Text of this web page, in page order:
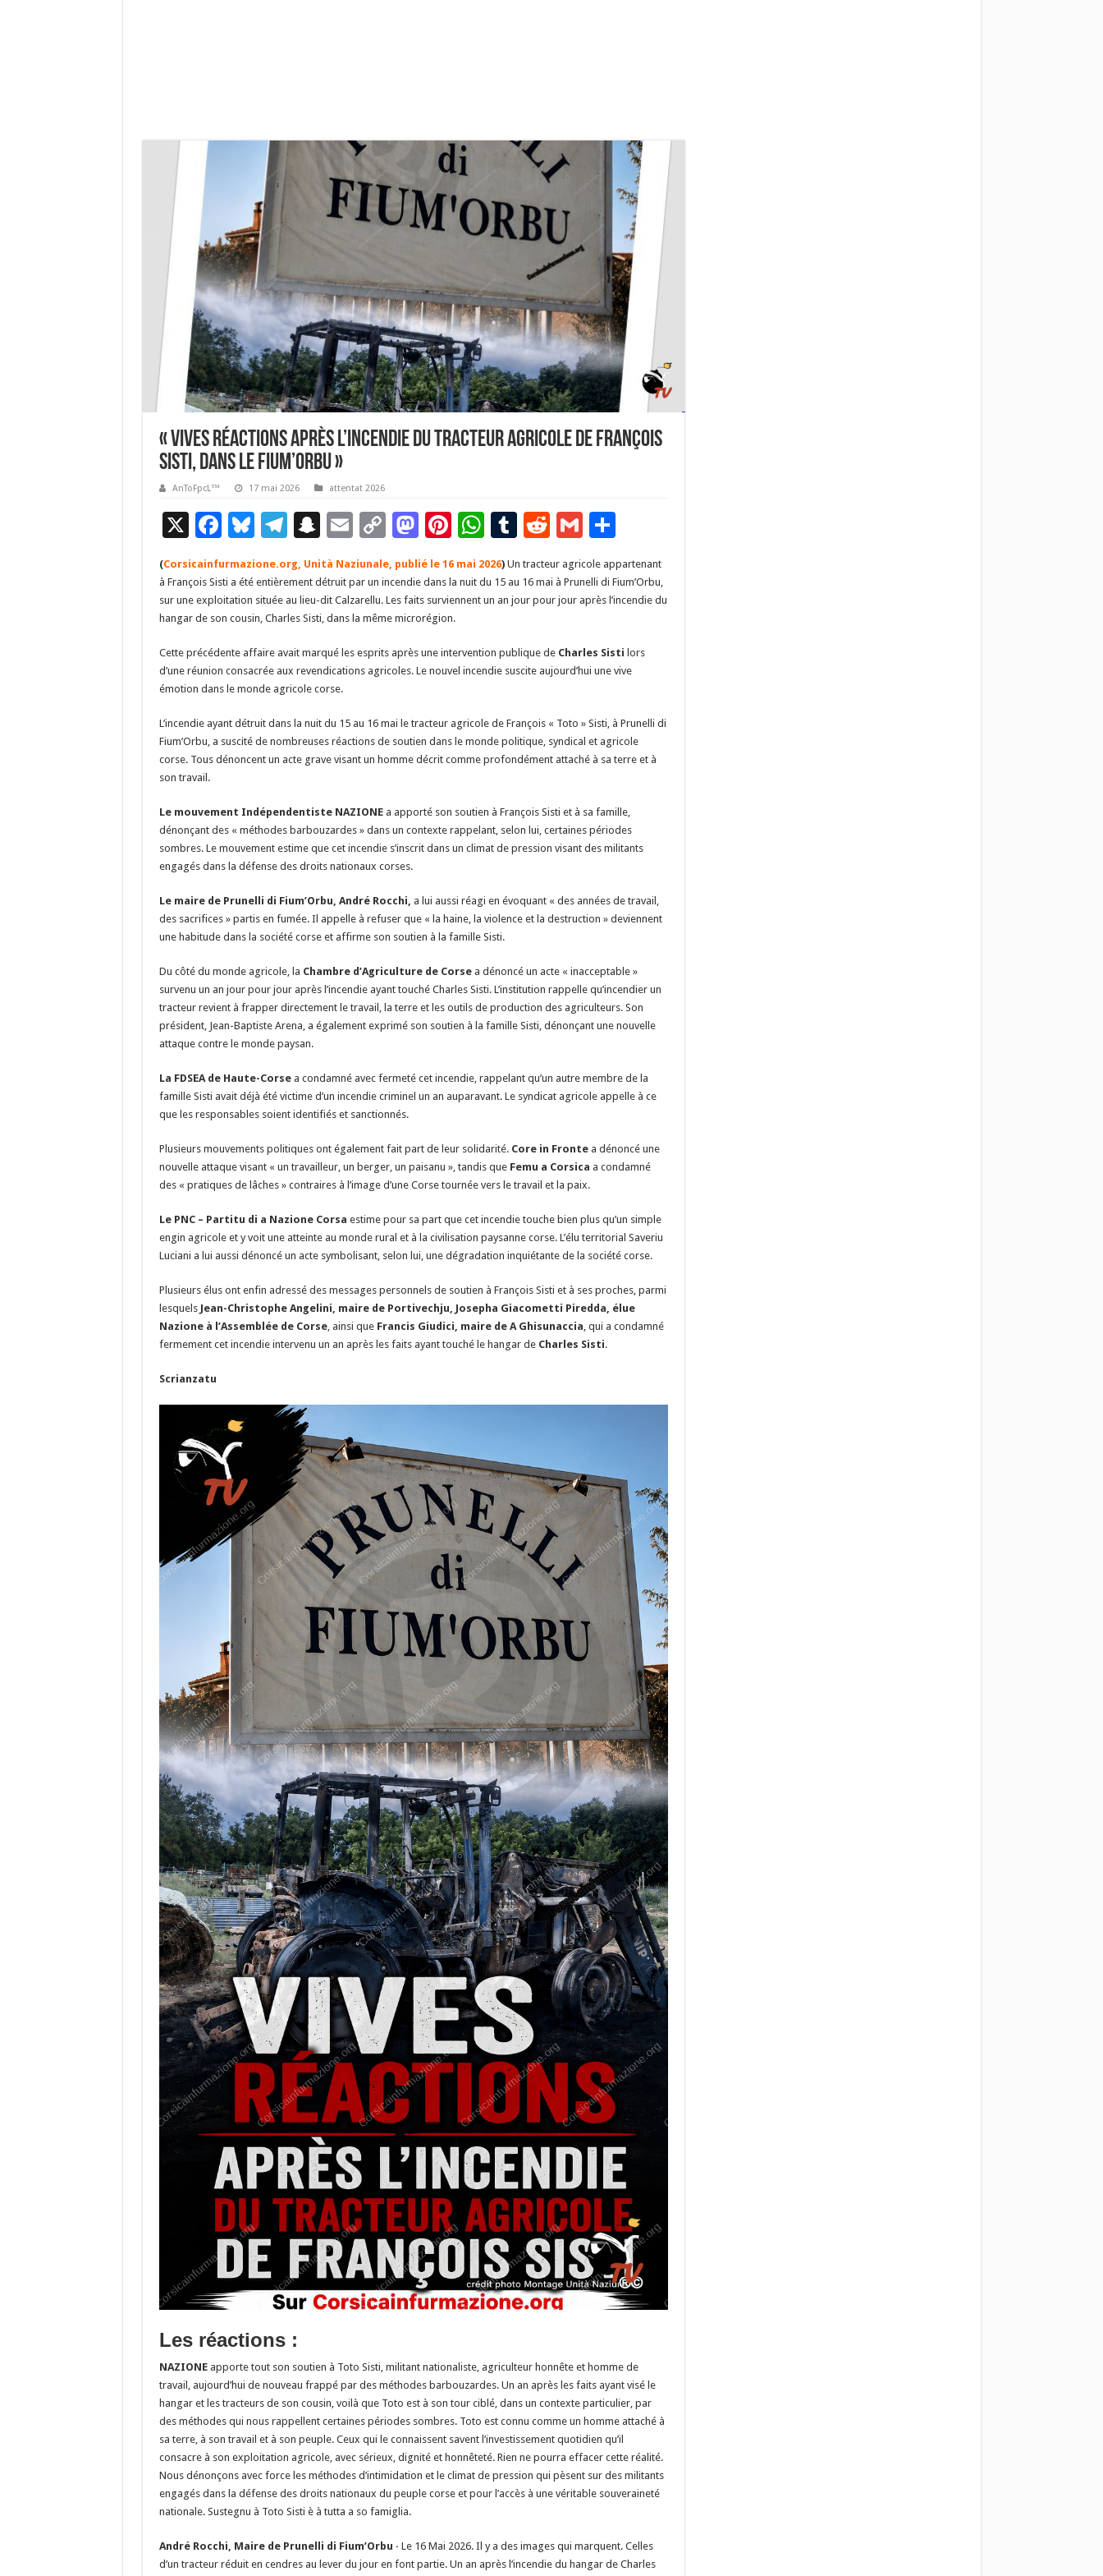
« Vives réactions après l’incendie du tracteur agricole de François
Sisti, dans le Fium’Orbu »
AnToFpcL™ 17 mai 2026 attentat 2026
X F
e
b
o
o
k
Bl
u
es
ky
T
e
gr
a
m
S
n
a
p
c
h
at
E
m
ai
l
C
p
y
Li
n
k
M
as
to
d
o
n
Pi
nt
er
es
t
W
at
sA
p
T
m
bl
R
d
di
G
m
ai
l
P
ta
g
(Corsicainfurmazione.org, Unità Naziunale, publié le 16 mai 2026) Un tracteur agricole appartenant
à François Sisti a été entièrement détruit par un incendie dans la nuit du 15 au 16 mai à Prunelli di Fium’Orbu,
sur une exploitation située au lieu-dit Calzarellu. Les faits surviennent un an jour pour jour après l’incendie du
hangar de son cousin, Charles Sisti, dans la même microrégion.
Cette précédente affaire avait marqué les esprits après une intervention publique deCharles Sisti lors
d’une réunion consacrée aux revendications agricoles. Le nouvel incendie suscite aujourd’hui une vive
émotion dans le monde agricole corse.
L’incendie ayant détruit dans la nuit du 15 au 16 mai le tracteur agricole de François « Toto » Sisti, à Prunelli di
Fium’Orbu, a suscité de nombreuses réactions de soutien dans le monde politique, syndical et agricole
corse. Tous dénoncent un acte grave visant un homme décrit comme profondément attaché à sa terre et à
son travail.
Le mouvement Indépendentiste NAZIONEa apporté son soutien à François Sisti et à sa famille,
dénonçant des « méthodes barbouzardes » dans un contexte rappelant, selon lui, certaines périodes
sombres. Le mouvement estime que cet incendie s’inscrit dans un climat de pression visant des militants
engagés dans la défense des droits nationaux corses.
Le maire de Prunelli di Fium’Orbu, André Rocchi, a lui aussi réagi en évoquant « des années de travail,
des sacrifices » partis en fumée. Il appelle à refuser que « la haine, la violence et la destruction » deviennent
une habitude dans la société corse et affirme son soutien à la famille Sisti.
Du côté du monde agricole, la Chambre d’Agriculture de Corsea dénoncé un acte « inacceptable »
survenu un an jour pour jour après l’incendie ayant touché Charles Sisti. L’institution rappelle qu’incendier un
tracteur revient à frapper directement le travail, la terre et les outils de production des agriculteurs. Son
président, Jean-Baptiste Arena, a également exprimé son soutien à la famille Sisti, dénonçant une nouvelle
attaque contre le monde paysan.
La FDSEA de Haute-Corsea condamné avec fermeté cet incendie, rappelant qu’un autre membre de la
famille Sisti avait déjà été victime d’un incendie criminel un an auparavant. Le syndicat agricole appelle à ce
que les responsables soient identifiés et sanctionnés.
Plusieurs mouvements politiques ont également fait part de leur solidarité. Core in Frontea dénoncé une
nouvelle attaque visant « un travailleur, un berger, un paisanu », tandis que Femu a Corsica a condamné
des « pratiques de lâches » contraires à l’image d’une Corse tournée vers le travail et la paix.
Le PNC – Partitu di a Nazione Corsa estime pour sa part que cet incendie touche bien plus qu’un simple
engin agricole et y voit une atteinte au monde rural et à la civilisation paysanne corse. L’élu territorial Saveriu
Luciani a lui aussi dénoncé un acte symbolisant, selon lui, une dégradation inquiétante de la société corse.
Plusieurs élus ont enfin adressé des messages personnels de soutien à François Sisti et à ses proches, parmi
lesquels Jean-Christophe Angelini, maire de Portivechju, Josepha Giacometti Piredda, élue
Nazione à l’Assemblée de Corse, ainsi que Francis Giudici, maire de A Ghisunaccia, qui a condamné
fermement cet incendie intervenu un an après les faits ayant touché le hangar de Charles Sisti.
Scrianzatu
Les réactions :
NAZIONEapporte tout son soutien à Toto Sisti, militant nationaliste, agriculteur honnête et homme de
travail, aujourd’hui de nouveau frappé par des méthodes barbouzardes. Un an après les faits ayant visé le
hangar et les tracteurs de son cousin, voilà que Toto est à son tour ciblé, dans un contexte particulier, par
des méthodes qui nous rappellent certaines périodes sombres. Toto est connu comme un homme attaché à
sa terre, à son travail et à son peuple. Ceux qui le connaissent savent l’investissement quotidien qu’il
consacre à son exploitation agricole, avec sérieux, dignité et honnêteté. Rien ne pourra effacer cette réalité.
Nous dénonçons avec force les méthodes d’intimidation et le climat de pression qui pèsent sur des militants
engagés dans la défense des droits nationaux du peuple corse et pour l’accès à une véritable souveraineté
nationale. Sustegnu à Toto Sisti è à tutta a so famiglia.
André Rocchi, Maire de Prunelli di Fium’Orbu · Le 16 Mai 2026. Il y a des images qui marquent. Celles
d’un tracteur réduit en cendres au lever du jour en font partie. Un an après l’incendie du hangar de Charles